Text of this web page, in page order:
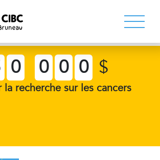
0 0 0 0 $
la recherche sur les cancers